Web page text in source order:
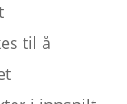
til å